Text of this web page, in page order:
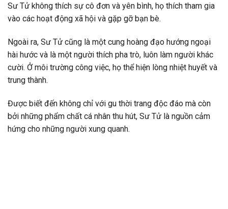
Sư Tử không thích sự cô đơn và yên bình, họ thích tham gia
vào các hoạt động xã hội và gặp gỡ bạn bè.
Ngoài ra, Sư Tử cũng là một cung hoàng đạo hướng ngoại
hài hước và là một người thích pha trò, luôn làm người khác
cười. Ở môi trường công việc, họ thể hiện lòng nhiệt huyết và
trung thành.
Được biết đến không chỉ với gu thời trang độc đáo mà còn
bởi những phẩm chất cá nhân thu hút, Sư Tử là nguồn cảm
hứng cho những người xung quanh.